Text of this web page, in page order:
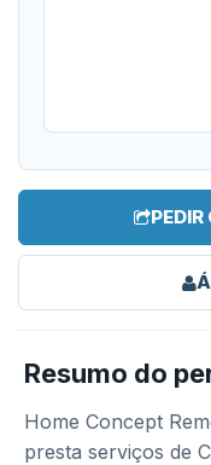
Resumo do
Home Concept
presta serviços de